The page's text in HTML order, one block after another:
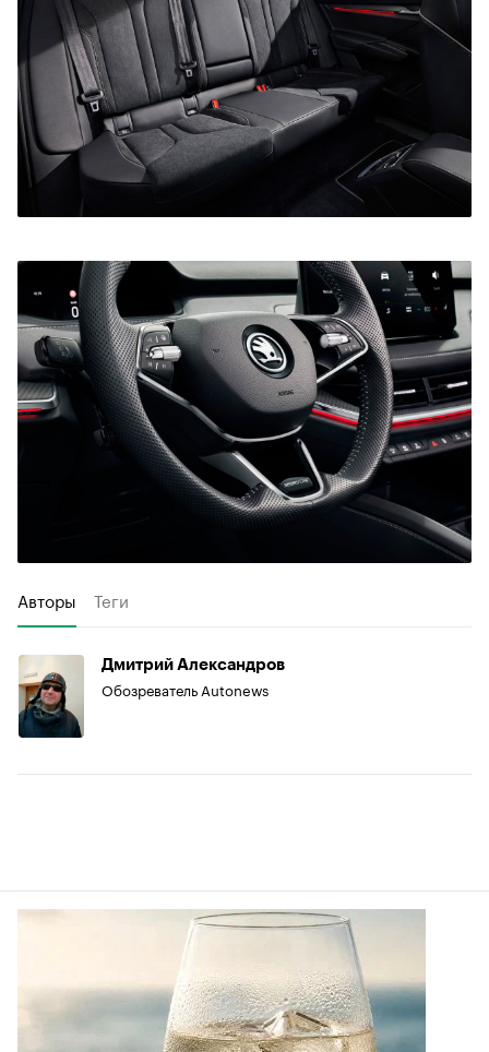
Авторы Теги
Дмитрий Александров
Обозреватель Autonews